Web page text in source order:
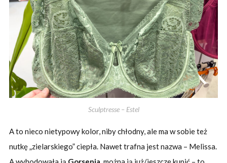
Sculptresse – Estel
A to nieco nietypowy kolor, niby chłodny, ale ma w sobie też
nutkę „zielarskiego” ciepła. Nawet trafna jest nazwa – Melissa.